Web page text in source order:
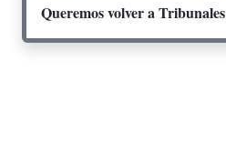
Queremos volver a Tribunales